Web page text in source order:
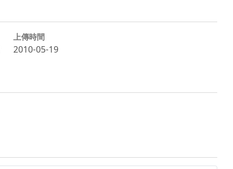
上傳時間
2010-05-19